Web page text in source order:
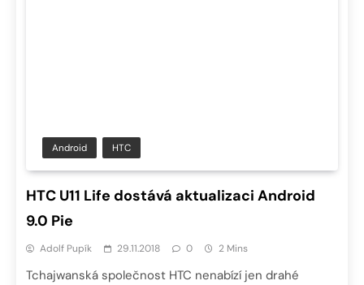
Android HTC
HTC U11 Life dostává aktualizaci Android
9.0 Pie
Adolf Pupík 29.11.2018 0 2 Mins
Tchajwanská společnost HTC nenabízí jen drahé